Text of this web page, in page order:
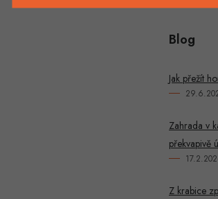
Blog
Jak přežít
Zahrada v
překvapivě
Z krabice